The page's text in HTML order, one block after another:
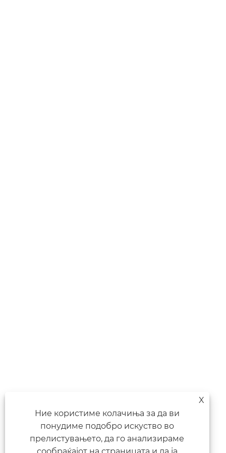
X
Ние користиме колачиња за да ви
понудиме подобро искуство во
прелистувањето, да го анализираме